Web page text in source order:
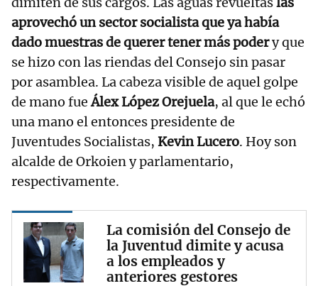
aprovechó un sector socialista que ya había
dado muestras de querer tener más podery que
se hizo con las riendas del Consejo sin pasar
por asamblea. La cabeza visible de aquel golpe
de mano fueÁlex López Orejuela, al que le echó
una mano el entonces presidente de
Juventudes Socialistas, Kevin Lucero. Hoy son
alcalde de Orkoien y parlamentario,
respectivamente.
La comisión del Consejo de
la Juventud dimite y acusa
a los empleados y
anteriores gestores